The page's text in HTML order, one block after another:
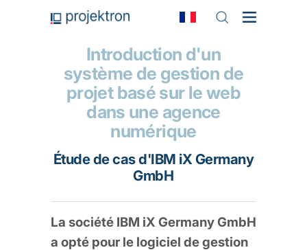
Introduction d'un
système de gestion de
projet basé sur le web
dans une agence
numérique
Étude de cas d'IBM iX Germany
GmbH
La société IBM iX Germany GmbH
a opté pour le logiciel de gestion